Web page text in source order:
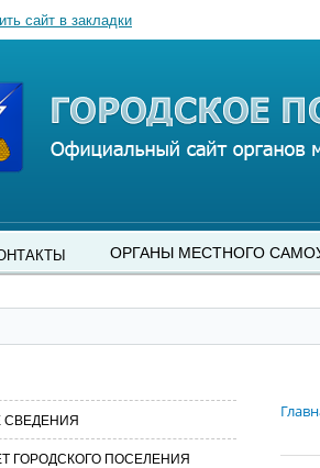
сайт в закладки
ОРГАНЫ МЕСТНОГО
ГОРОДСКОГО ПОСЕЛЕНИЯ